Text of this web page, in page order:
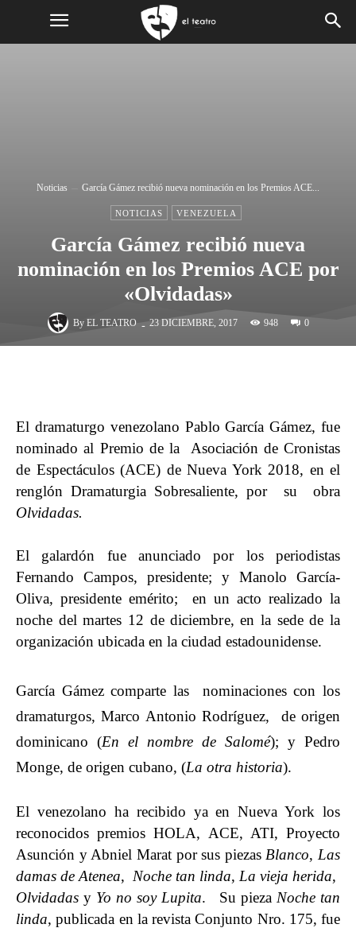
Noticias García Gámez recibió nueva nominación en los Premios ACE...
NOTICIAS VENEZUELA
García Gámez recibió nueva
nominación en los Premios ACE por
«Olvidadas»
By EL TEATRO - 23 DICIEMBRE, 2017 948 0
El dramaturgo venezolano Pablo García Gámez, fue
nominado al Premio de la Asociación de Cronistas
de Espectáculos (ACE) de Nueva York 2018, en el
renglón Dramaturgia Sobresaliente, por su obra
Olvidadas.
El galardón fue anunciado por los periodistas
Fernando Campos, presidente; y Manolo García-
Oliva, presidente emérito; en un acto realizado la
noche del martes 12 de diciembre, en la sede de la
organización ubicada en la ciudad estadounidense.
García Gámez comparte las nominaciones con los
dramaturgos, Marco Antonio Rodríguez, de origen
dominicano (En el nombre de Salomé); y Pedro
Monge, de origen cubano, (La otra historia).
El venezolano ha recibido ya en Nueva York los
reconocidos premios HOLA, ACE, ATI, Proyecto
Asunción y Abniel Marat por sus piezas Blanco, Las
damas de Atenea, Noche tan linda, La vieja herida,
Olvidadas y Yo no soy Lupita. Su pieza Noche tan
linda, publicada en la revista Conjunto Nro. 175, fue